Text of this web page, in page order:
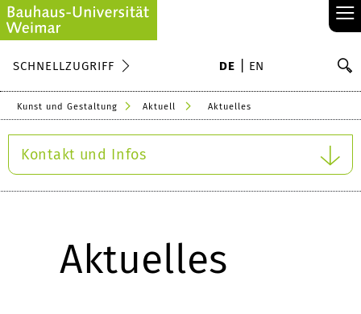
≡
SCHNELLZUGRIFF DE EN
Kunst und Gestaltung Aktuell Aktuelles
Kontakt und Infos
Aktuelles